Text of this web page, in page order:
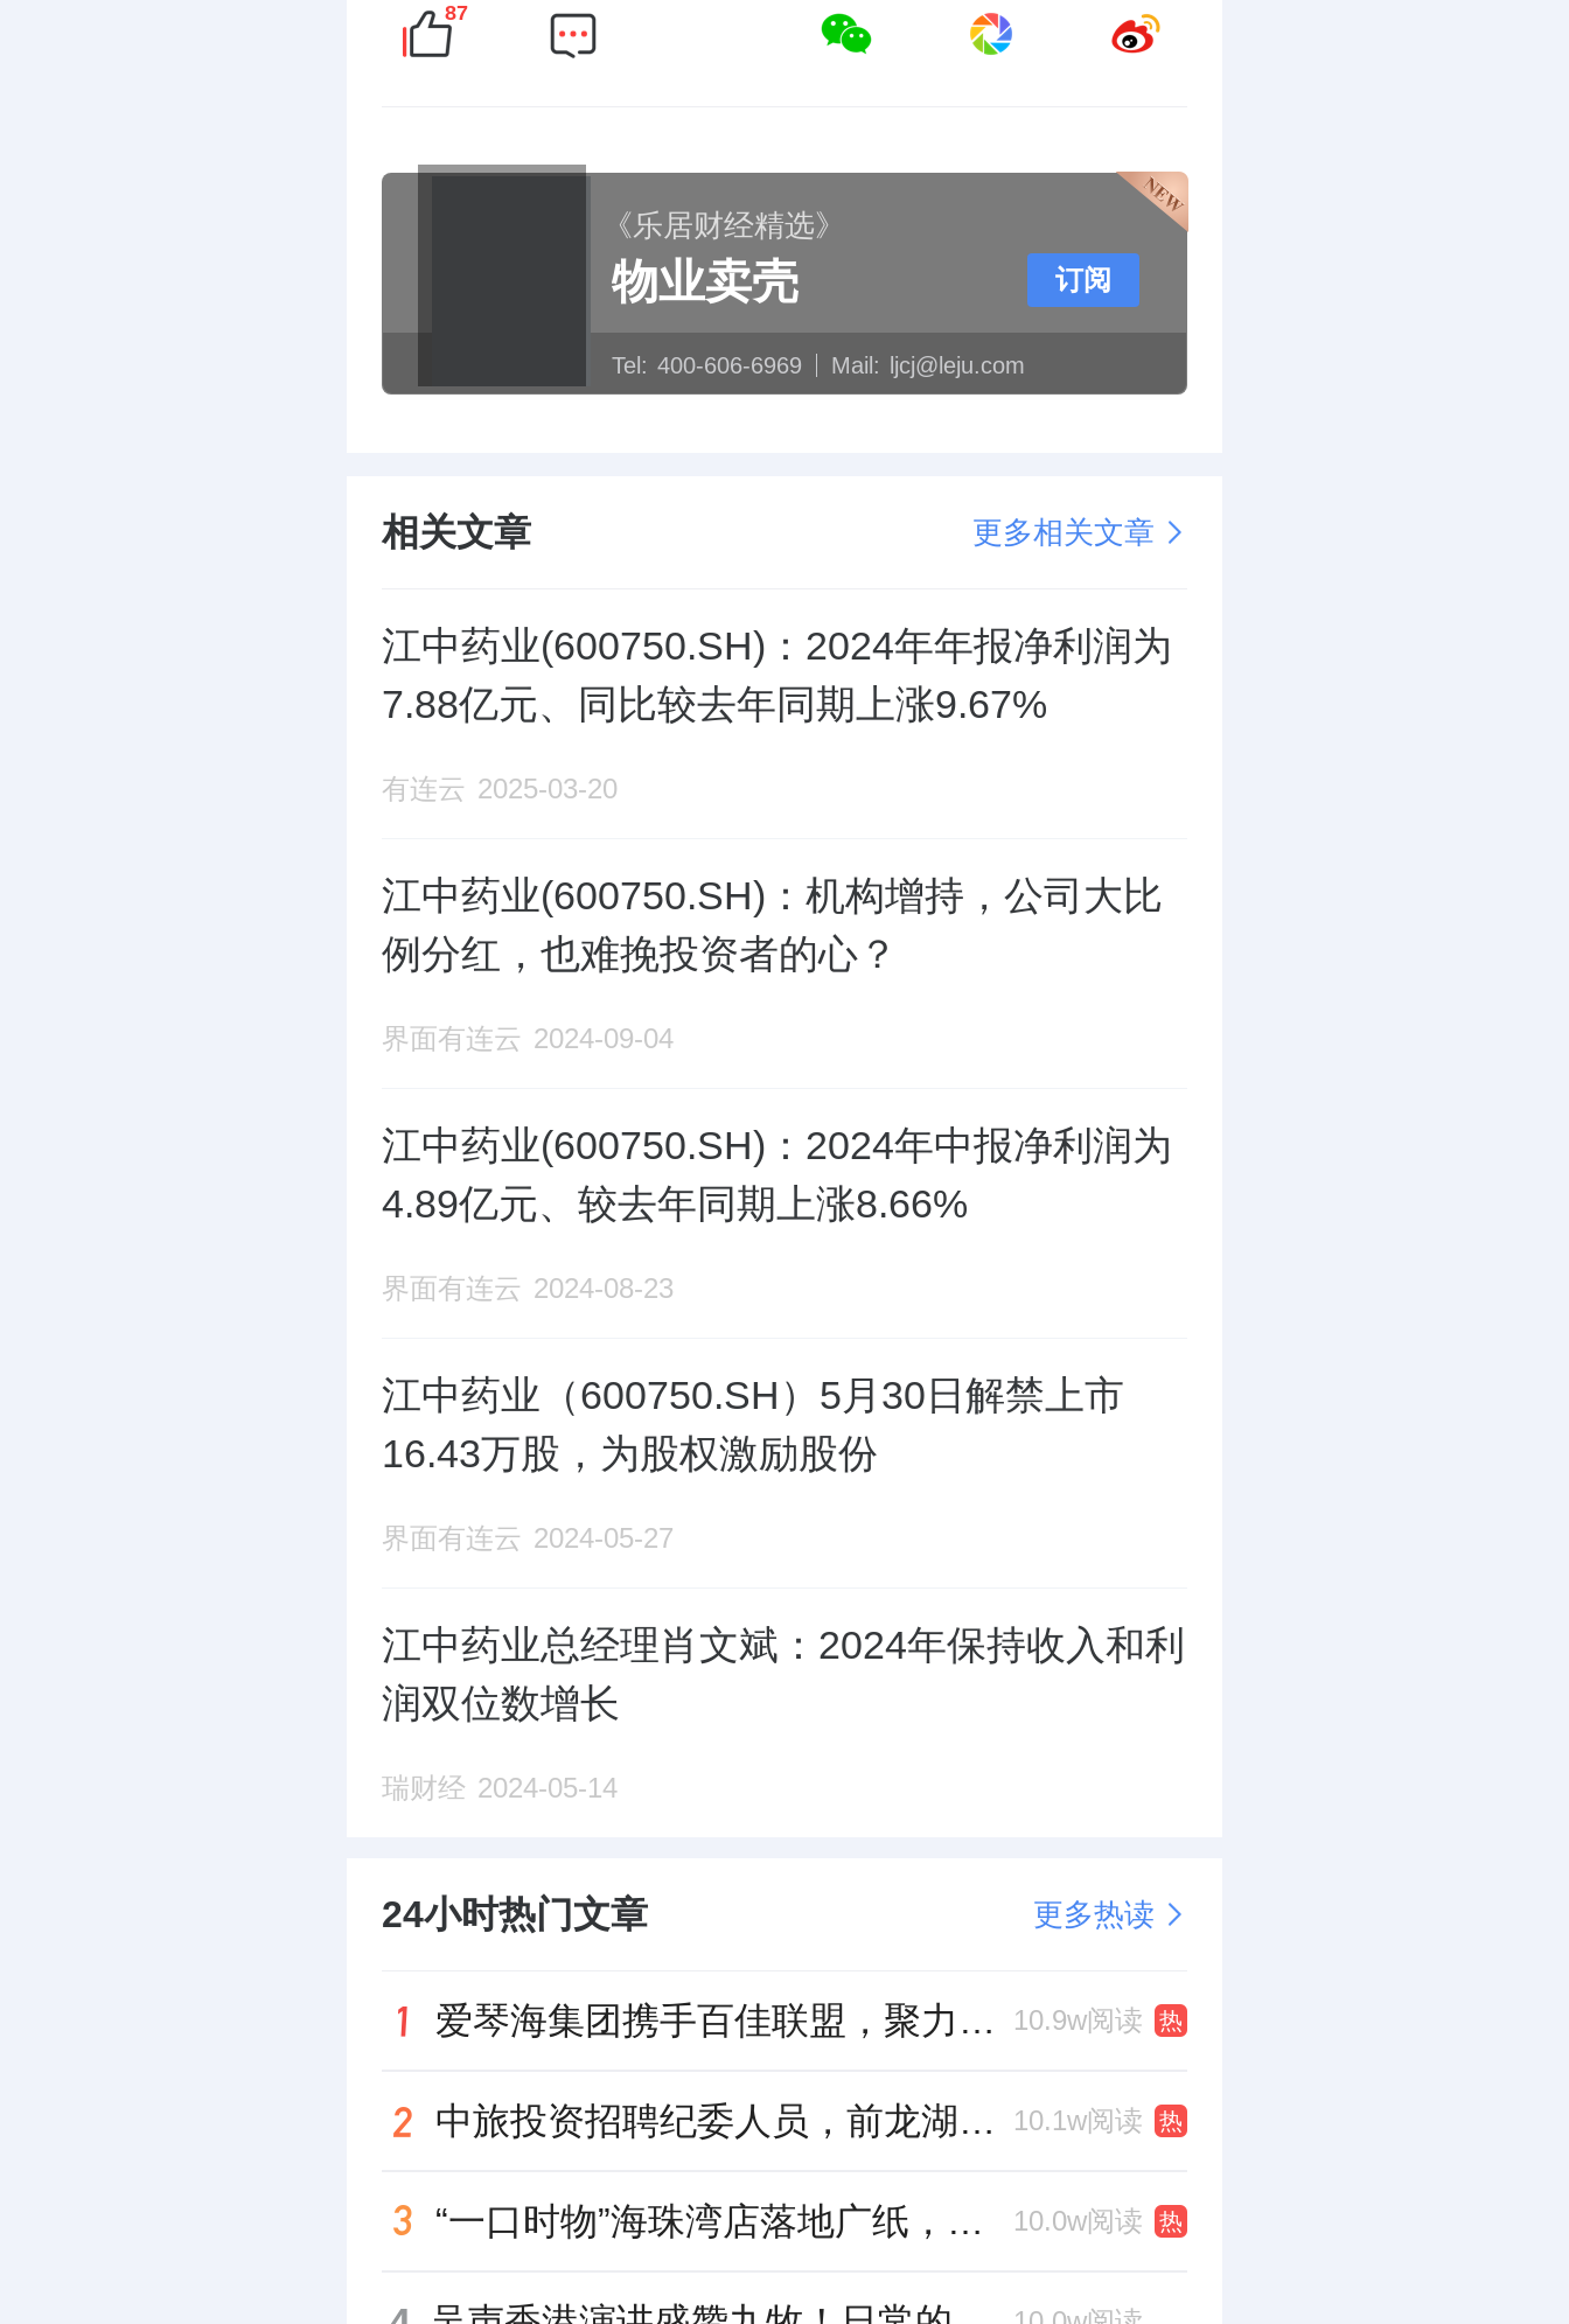
87
《乐居财经精选》
物业卖壳
Tel: 400-606-6969 Mail: ljcj@leju.com
订阅
相关文章 更多相关文章
江中药业(600750.SH)：2024年年报净利润为
7.88亿元、同比较去年同期上涨9.67%
有连云 2025-03-20
江中药业(600750.SH)：机构增持，公司大比
例分红，也难挽投资者的心？
界面有连云 2024-09-04
江中药业(600750.SH)：2024年中报净利润为
4.89亿元、较去年同期上涨8.66%
界面有连云 2024-08-23
江中药业（600750.SH）5月30日解禁上市
16.43万股，为股权激励股份
界面有连云 2024-05-27
江中药业总经理肖文斌：2024年保持收入和利
润双位数增长
瑞财经 2024-05-14
24小时热门文章 更多热读
爱琴海集团携手百佳联盟，聚力共拓存量商业新赛道 10.9w阅读 热
中旅投资招聘纪委人员，前龙湖副总裁胡若翔掌舵 10.1w阅读 热
“一口时物”海珠湾店落地广纸，越秀地产以“新鲜现制”商业新场景打造社区高品质生活 10.0w阅读 热